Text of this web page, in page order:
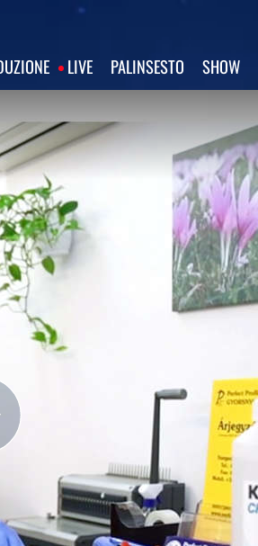
LIVE PALINSESTO SHOW